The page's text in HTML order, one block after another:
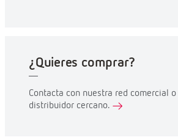
¿Quieres comprar?
Contacta con nuestra red comercial
distribuidor cercano.